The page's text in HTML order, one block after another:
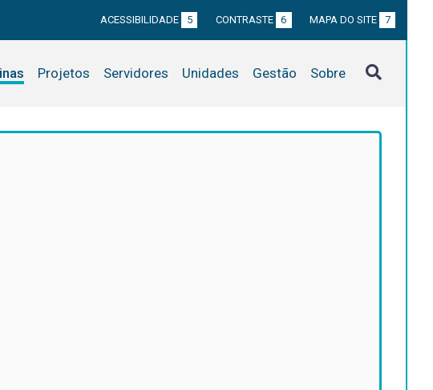
ACESSIBILIDADE 5 CONTRASTE 6 MAPA DO SITE 7
Projetos Servidores Unidades Gestão Sobre